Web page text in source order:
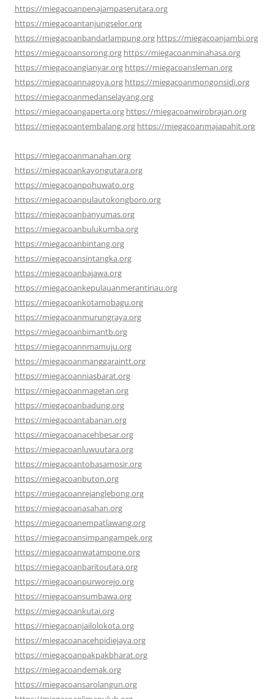
https://miegacoanpenajampaserutara.org
https://miegacoantanjungselor.org
https://miegacoanbandarlampung.org https://miegacoanjambi.org
https://miegacoansorong.org https://miegacoanminahasa.org
https://miegacoangianyar.org https://miegacoansleman.org
https://miegacoannagoya.org https://miegacoanmongonsidi.org
https://miegacoanmedanselayang.org
https://miegacoangaperta.org https://miegacoanwirobrajan.org
https://miegacoantembalang.org https://miegacoanmajapahit.org
https://miegacoanmanahan.org
https://miegacoankayongutara.org
https://miegacoanpohuwato.org
https://miegacoanpulautokongboro.org
https://miegacoanbanyumas.org
https://miegacoanbulukumba.org
https://miegacoanbintang.org
https://miegacoansintangka.org
https://miegacoanbajawa.org
https://miegacoankepulauanmerantiriau.org
https://miegacoankotamobagu.org
https://miegacoanmurungraya.org
https://miegacoanbimantb.org
https://miegacoannmamuju.org
https://miegacoanmanggaraintt.org
https://miegacoanniasbarat.org
https://miegacoanmagetan.org
https://miegacoanbadung.org
https://miegacoantabanan.org
https://miegacoanacehbesar.org
https://miegacoanluwuutara.org
https://miegacoantobasamosir.org
https://miegacoanbuton.org
https://miegacoanrejanglebong.org
https://miegacoanasahan.org
https://miegacoanempatlawang.org
https://miegacoansimpangampek.org
https://miegacoanwatampone.org
https://miegacoanbaritoutara.org
https://miegacoanpurworejo.org
https://miegacoansumbawa.org
https://miegacoankutai.org
https://miegacoanjailolokota.org
https://miegacoanacehpidiejaya.org
https://miegacoanpakpakbharat.org
https://miegacoandemak.org
https://miegacoansarolangun.org